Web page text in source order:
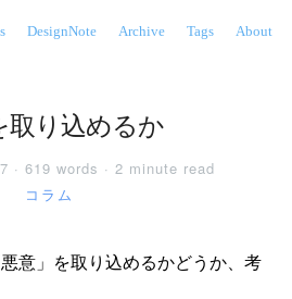
DesignNote Archive Tags About
取り込めるか
· 619 words · 2 minute read
コラム
意」を取り込めるかどうか、考